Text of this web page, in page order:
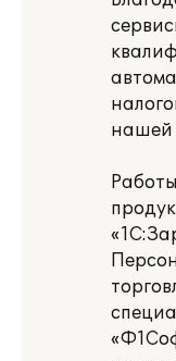
нашей